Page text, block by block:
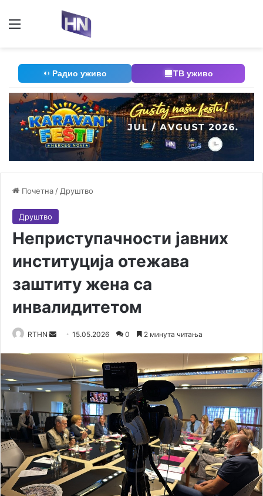
Радио уживо ТВ уживо
Почетна / Друштво
Друштво
Неприступачности јавних
институција отежава
заштиту жена са
инвалидитетом
RTHN
n
d
a
n
e
m
a
i
l
15.05.2026 0 2 минута читања